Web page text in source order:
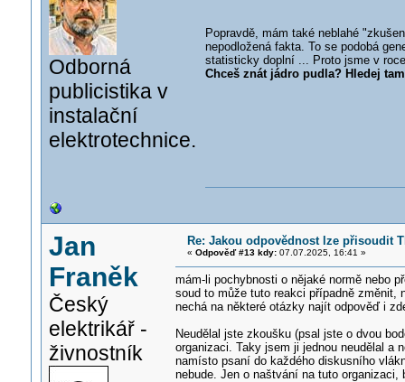
Odborná
publicistika v
instalační
elektrotechnice.
Popravdě, mám také neblahé
nepodložená fakta. To se podobá
statisticky doplní ... Proto jsme v
Chceš znát jádro pudla? Hledej
Jan
Franěk
Český
elektrikář -
živnostník
Re: Jakou odpovědnost lze přisoudit
« Odpověď #13 kdy:07.07.2025, 16:41 »
mám-li pochybnosti o nějaké normě nebo
soud to může tuto reakci případně změnit,
nechá na některé otázky najít odpověď i
Neudělal jste zkoušku (psal jste o dvou
organizaci. Taky jsem ji jednou neudělal a
namísto psaní do každého diskusního
nebude. Jen o naštvání na tuto